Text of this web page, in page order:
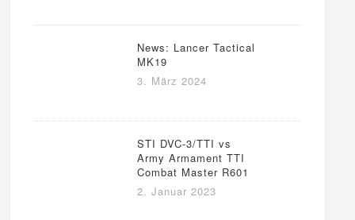
News: Lancer Tactical
MK19
3. März 2024
STI DVC-3/TTI vs
Army Armament TTI
Combat Master R601
2. Januar 2023